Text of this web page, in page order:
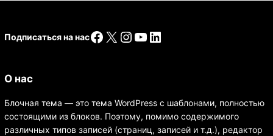
Подписаться на насFacebook
X Instagram
YouTube
LinkedIn
О нас
Блочная тема — это тема WordPress с шаблонами, полностью
состоящими из блоков. Поэтому, помимо содержимого
различных типов записей (страниц, записей и т.д.), редактор